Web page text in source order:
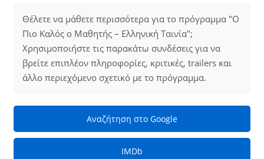
Θέλετε να μάθετε περισσότερα για το πρόγραμμα "Ο
Πιο Καλός ο Μαθητής – Ελληνική Ταινία";
Χρησιμοποιήστε τις παρακάτω συνδέσεις για να
βρείτε επιπλέον πληροφορίες, κριτικές, trailers και
άλλο περιεχόμενο σχετικό με το πρόγραμμα.
Αναζήτηση στο Google
IMDb